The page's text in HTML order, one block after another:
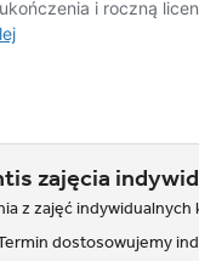
zajęcia
z zajęć indywidualnych
dostosowujemy